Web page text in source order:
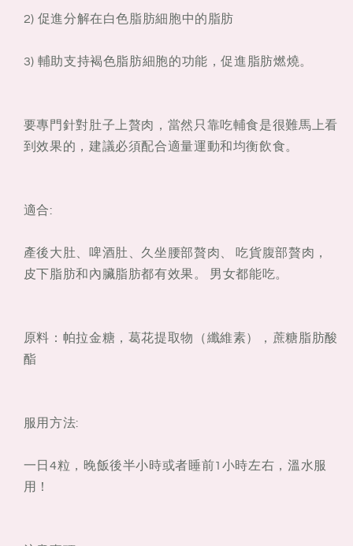
2) 促進分解在白色脂肪細胞中的脂肪
3) 輔助支持褐色脂肪細胞的功能，促進脂肪燃燒。
要專門針對肚子上贅肉，當然只靠吃輔食是很難馬上看
到效果的，建議必須配合適量運動和均衡飲食。
適合:
產後大肚、啤酒肚、久坐腰部贅肉、 吃貨腹部贅肉，
皮下脂肪和內臟脂肪都有效果。 男女都能吃。
原料：帕拉金糖，葛花提取物（纖維素），蔗糖脂肪酸
酯
服用方法:
一日4粒，晚飯後半小時或者睡前1小時左右，溫水服
用！